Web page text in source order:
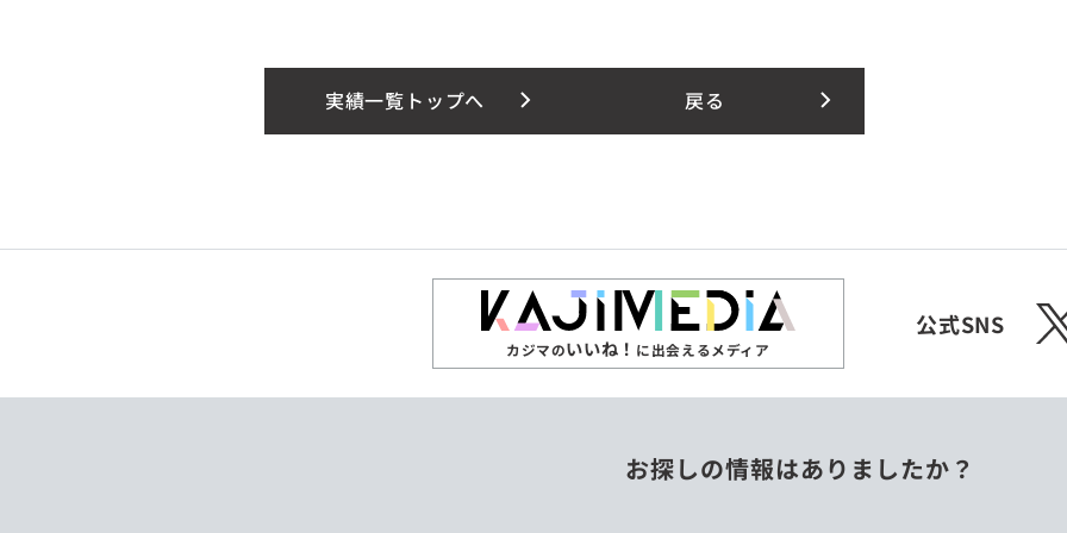
実績一覧トップへ 戻る
カジマのいいね！ に出会えるメディア
公式SNS X
お探しの情報はありましたか？